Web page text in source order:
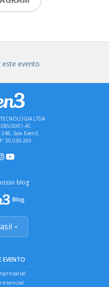
este evento
LTDA
0001-45
Sala Even3,
50.030-260
blog
EVENTO